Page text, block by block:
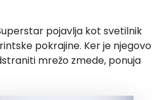
pojavlja kot svetilnik
pokrajine. Ker je njegovo
mrežo zmede, ponuja